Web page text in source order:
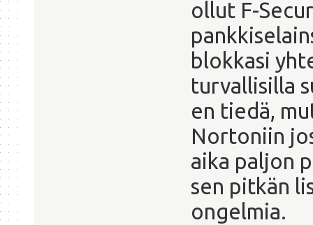
ollut F-
blokkasi
turvallisilla
en tiedä,
Nortoniin
aika paljon
sen pitkän
ongelmia.